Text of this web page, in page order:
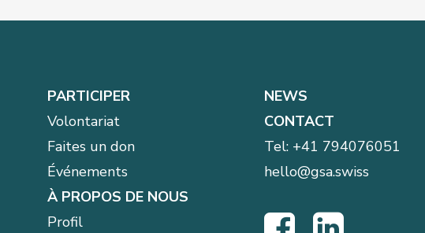
PARTICIPER
Volontariat
Faites un don
Événements
À PROPOS DE NOUS
Profil
NEWS
CONTACT
Tel: +41 794076051
hello@gsa.swiss